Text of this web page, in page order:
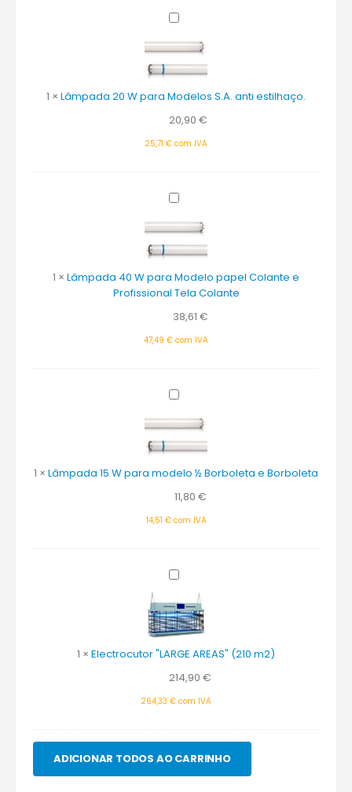
Lâmpada
W
para
S.A.
anti
estilhaço.
1 × Lâmpada 20 W para Modelos S.A. anti estilhaço.
20,90 €
25,71 €com IVA
Lâmpada
W
para
papel
Colante
e
Profissional
Tela
1 × Lâmpada 40 W para Modelo papel Colante e
Profissional Tela Colante
38,61 €
47,49 € com IVA
Lâmpada
W
para
½
Borboleta
Borboleta
1 × Lâmpada 15 W para modelo ½ Borboleta e Borboleta
11,80 €
14,51 €com IVA
Electrocutor
"LARGE
AREAS"
(210
m2)
1 × Electrocutor "LARGE AREAS" (210 m2)
214,90 €
264,33 €com IVA
ADICIONAR TODOS AO CARRINHO